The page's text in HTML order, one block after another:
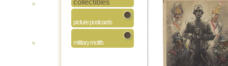
collectibles
picture postcards
military motifs